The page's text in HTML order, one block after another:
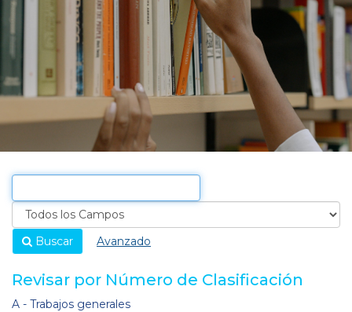
Buscar Avanzado
Revisar por Número de Clasificación
A - Trabajos generales